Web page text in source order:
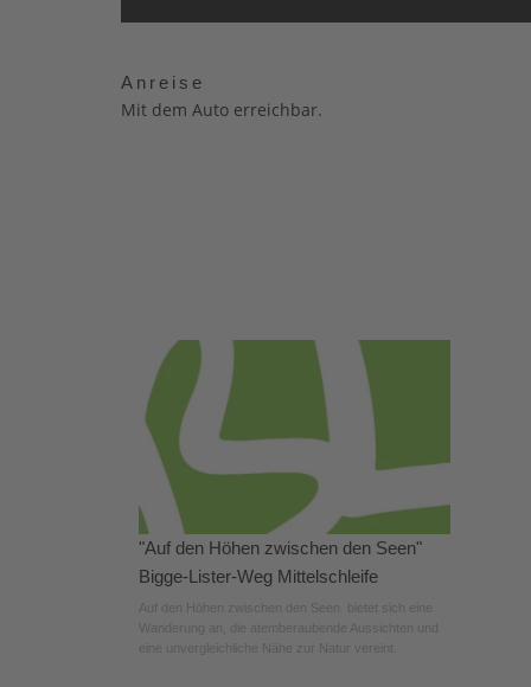
Anreise
Mit dem Auto erreichbar.
"Auf den Höhen zwischen den Seen"
Bigge-Lister-Weg Mittelschleife
Auf den Höhen zwischen den Seen bietet sich eine
Wanderung an, die atemberaubende Aussichten und
eine unvergleichliche Nähe zur Natur vereint.